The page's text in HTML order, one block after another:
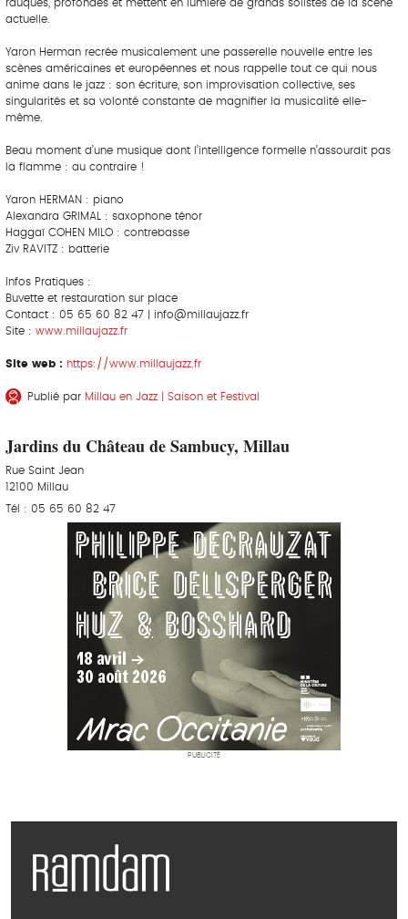
rauques, profondes et mettent en lumière de grands solistes de la scène
actuelle.
Yaron Herman recrée musicalement une passerelle nouvelle entre les
scènes américaines et européennes et nous rappelle tout ce qui nous
anime dans le jazz : son écriture, son improvisation collective, ses
singularités et sa volonté constante de magnifier la musicalité elle-
même.
Beau moment d’une musique dont l’intelligence formelle n’assourdit pas
la flamme : au contraire !
Yaron HERMAN : piano
Alexandra GRIMAL : saxophone ténor
Haggaï COHEN MILO : contrebasse
Ziv RAVITZ : batterie
Infos Pratiques :
Buvette et restauration sur place
Contact : 05 65 60 82 47 | info@millaujazz.fr
Site : www.millaujazz.fr
Site web : https://www.millaujazz.fr
Publié par Millau en Jazz | Saison et Festival
Jardins du Château de Sambucy, Millau
Rue Saint Jean
12100 Millau
Tél : 05 65 60 82 47
PUBLICITÉ